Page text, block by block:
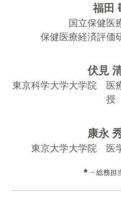
福田
国立保健医
保健医療経済評価
伏見
東京科学大学大学院 医
授
康永
東京大学大学院 医
* 総務担